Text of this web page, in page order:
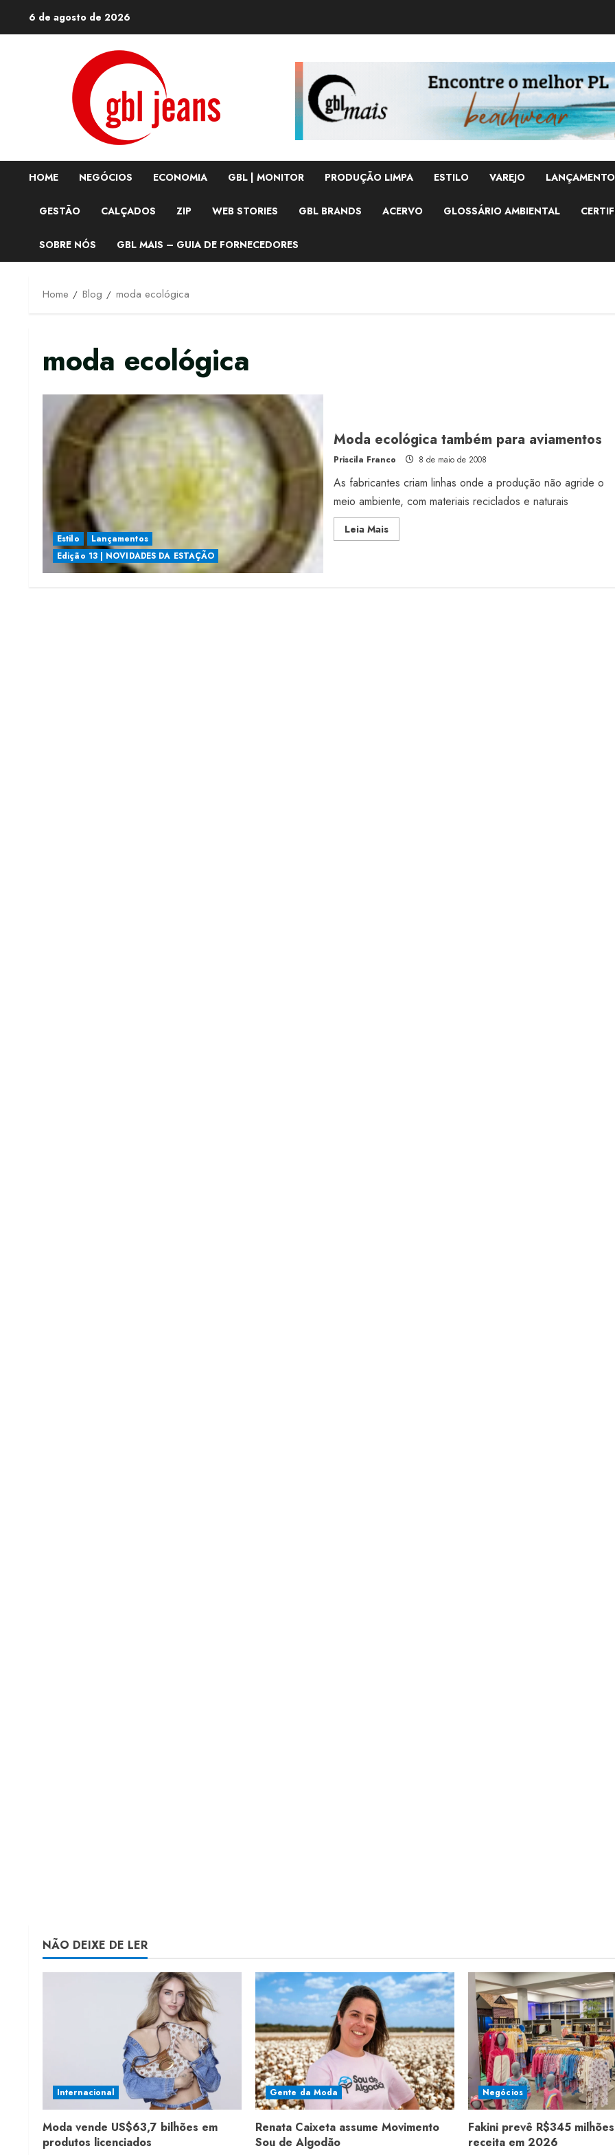
6 de agosto de 2026
HOME NEGÓCIOS ECONOMIA GBL | MONITOR PRODUÇÃO LIMPA ESTILO VAREJO
GESTÃO CALÇADOS ZIP WEB STORIES GBL BRANDS ACERVO GLOSSÁRIO AMBIENTAL
SOBRE NÓS GBL MAIS – GUIA DE FORNECEDORES
Home Blog moda ecológica
moda ecológica
Estilo
Lançamentos
Edição 13 | NOVIDADES DA ESTAÇÃO
Moda ecológica também para aviamentos
Priscila Franco 8 de maio de 2008
As fabricantes criam linhas onde a produção não agride o
meio ambiente, com materiais reciclados e naturais
Leia MaisRead
more
NÃO DEIXE DE LER
Internacional
Moda vende US$63,7 bilhões em
produtos licenciados
Gente da Moda
Renata Caixeta assume Movimento
Sou de Algodão
Negócios
Fakini prevê R$345
receita em 2026